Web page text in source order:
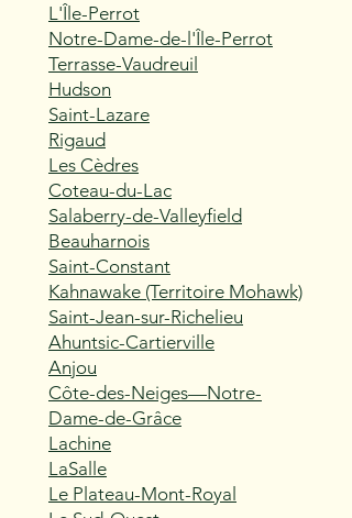
L'Île-Perrot
Notre-Dame-de-l'Île-Perrot
Terrasse-Vaudreuil
Hudson
Saint-Lazare
Rigaud
Les Cèdres
Coteau-du-Lac
Salaberry-de-Valleyfield
Beauharnois
Saint-Constant
Kahnawake (Territoire Mohawk)
Saint-Jean-sur-Richelieu
Ahuntsic-Cartierville
Anjou
Côte-des-Neiges—Notre-
Dame-de-Grâce
Lachine
LaSalle
Le Plateau-Mont-Royal